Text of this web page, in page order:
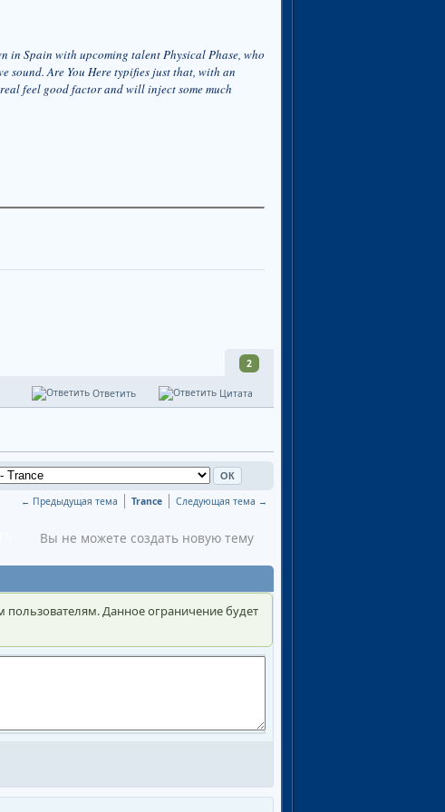
in Spain with upcoming talent Physical Phase, who
sound. Are You Here typifies just that, with an
feel good factor and will inject some much
2
Цитата
Ответить
← Предыдущая тема Trance Следующая тема →
Вы не можете создать новую тему
Данное ограничение будет